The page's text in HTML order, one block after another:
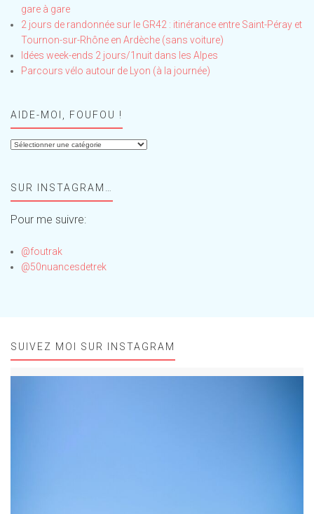
gare à gare
2 jours de randonnée sur le GR42 : itinérance entre Saint-Péray et
Tournon-sur-Rhône en Ardèche (sans voiture)
Idées week-ends 2 jours/1nuit dans les Alpes
Parcours vélo autour de Lyon (à la journée)
AIDE-MOI, FOUFOU !
Aide-
!SUR INSTAGRAM…
Pour me suivre:
@foutrak
@50nuancesdetrek
SUIVEZ MOI SUR INSTAGRAM